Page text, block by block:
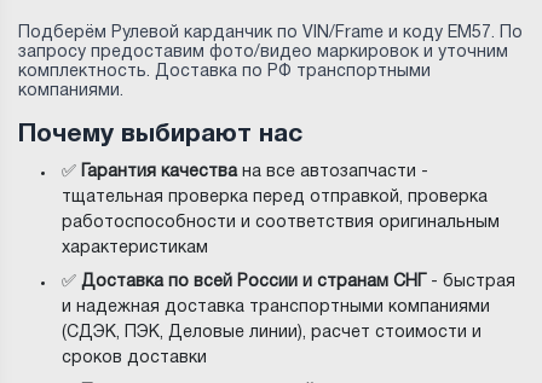
Подберём Рулевой карданчик по VIN/Frame и коду EM57. По
запросу предоставим фото/видео маркировок и уточним
комплектность. Доставка по РФ транспортными
компаниями.
Почему выбирают нас
✅ Гарантия качествана все автозапчасти -
тщательная проверка перед отправкой, проверка
работоспособности и соответствия оригинальным
характеристикам
✅Доставка по всей России и странам СНГ
- быстрая
и надежная доставка транспортными компаниями
(СДЭК, ПЭК, Деловые линии), расчет стоимости и
сроков доставки